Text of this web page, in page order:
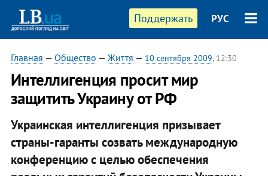
Поддержать РУС
Главная — Общество — Життя — 10 сентября 2009, 12:30
Интеллигенция просит мир
защитить Украину от РФ
Украинская интеллигенция призывает
страны-гаранты созвать международную
конференцию с целью обеспечения